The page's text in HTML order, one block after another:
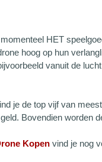
HET
hoog op hun
vanuit de
je de top vijf van
Bovendien worden
Kopen vind je nog